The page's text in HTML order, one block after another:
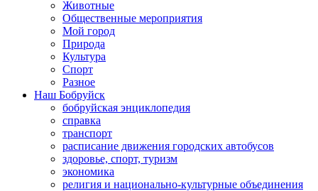
Животные
Общественные мероприятия
Мой город
Природа
Культура
Спорт
Разное
Наш Бобруйск
бобруйская энциклопедия
справка
транспорт
расписание движения городских автобусов
здоровье, спорт, туризм
экономика
религия и национально-культурные объединения